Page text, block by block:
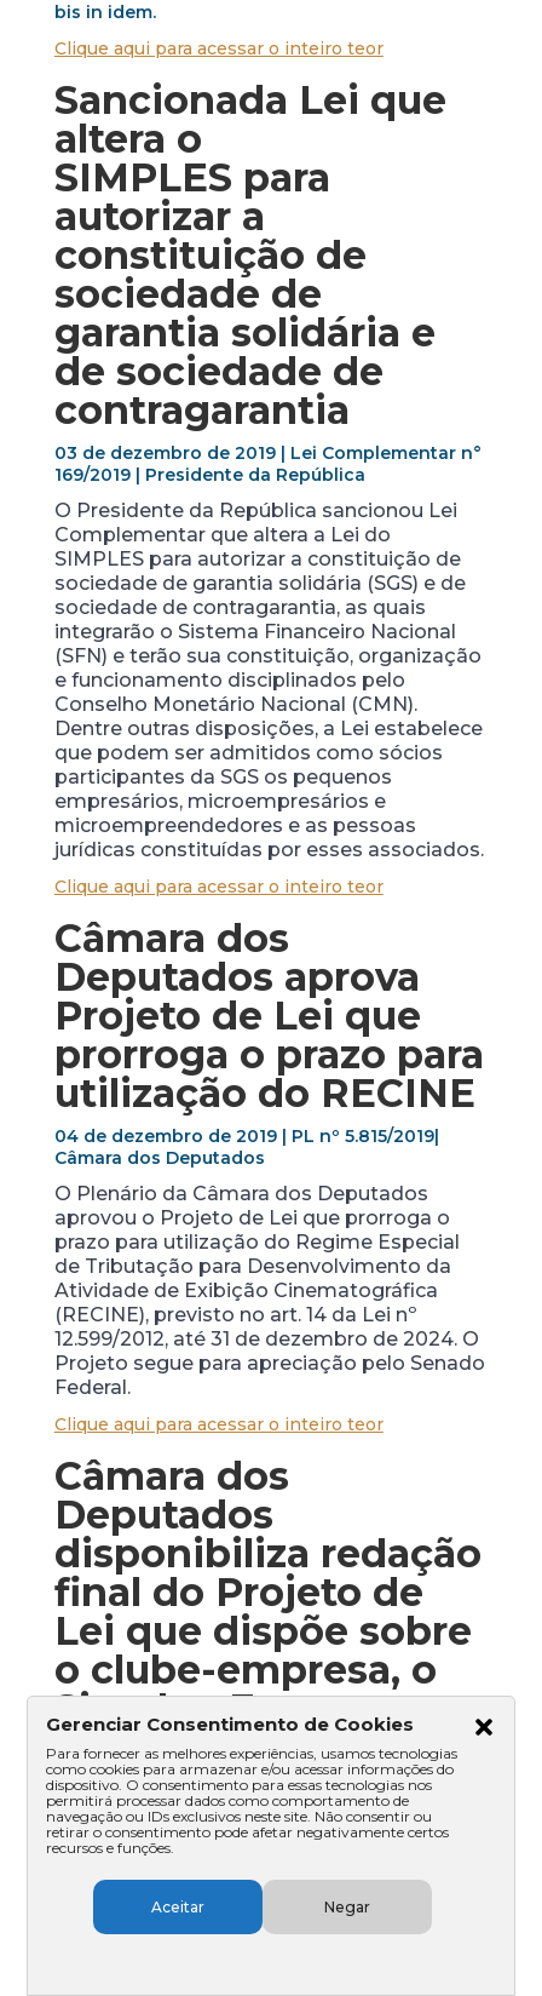
bis in idem.
Clique aqui para acessar o inteiro teor
Sancionada Lei que
altera o
SIMPLES para
autorizar a
constituição de
sociedade de
garantia solidária e
de sociedade de
contragarantia
03 de dezembro de 2019 | Lei Complementar n°
169/2019 | Presidente da República
O Presidente da República sancionou Lei
Complementar que altera a Lei do
SIMPLES para autorizar a constituição de
sociedade de garantia solidária (SGS) e de
sociedade de contragarantia, as quais
integrarão o Sistema Financeiro Nacional
(SFN) e terão sua constituição, organização
e funcionamento disciplinados pelo
Conselho Monetário Nacional (CMN).
Dentre outras disposições, a Lei estabelece
que podem ser admitidos como sócios
participantes da SGS os pequenos
empresários, microempresários e
microempreendedores e as pessoas
jurídicas constituídas por esses associados.
Clique aqui para acessar o inteiro teor
Câmara dos
Deputados aprova
Projeto de Lei que
prorroga o prazo para
utilização do RECINE
04 de dezembro de 2019 | PL nº 5.815/2019|
Câmara dos Deputados
O Plenário da Câmara dos Deputados
aprovou o Projeto de Lei que prorroga o
prazo para utilização do Regime Especial
de Tributação para Desenvolvimento da
Atividade de Exibição Cinematográfica
(RECINE), previsto no art. 14 da Lei nº
12.599/2012, até 31 de dezembro de 2024. O
Projeto segue para apreciação pelo Senado
Federal.
Clique aqui para acessar o inteiro teor
Câmara dos
Deputados
disponibiliza redação
final do Projeto de
Lei que dispõe sobre
o clube-empresa, o
Simples-Fut e as
condições para a
quitação e
parcelamento de
débitos das
entidades
desportivas
Gerenciar Consentimento de Cookies
Para fornecer as melhores experiências, usamos tecnologias
como cookies para armazenar e/ou acessar informações do
dispositivo. O consentimento para essas tecnologias nos
permitirá processar dados como comportamento de
navegação ou IDs exclusivos neste site. Não consentir ou
retirar o consentimento pode afetar negativamente certos
recursos e funções.
Aceitar Negar